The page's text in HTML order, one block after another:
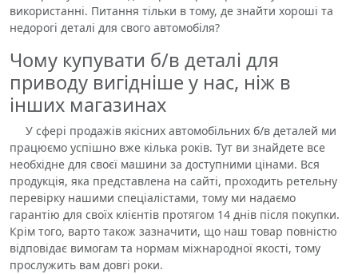
використанні. Питання тільки в тому, де знайти хороші та
недорогі деталі для свого автомобіля?
Чому купувати б/в деталі для
приводу вигідніше у нас, ніж в
інших магазинах
У сфері продажів якісних автомобільних б/в деталей ми
працюємо успішно вже кілька років. Тут ви знайдете все
необхідне для своєї машини за доступними цінами. Вся
продукція, яка представлена ​​на сайті, проходить ретельну
перевірку нашими спеціалістами, тому ми надаємо
гарантію для своїх клієнтів протягом 14 днів після покупки.
Крім того, варто також зазначити, що наш товар повністю
відповідає вимогам та нормам міжнародної якості, тому
прослужить вам довгі роки.